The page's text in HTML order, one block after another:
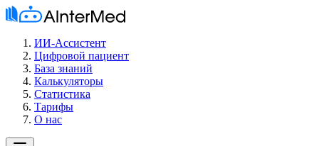
ИИ-Ассистент
Цифровой пациент
База знаний
Калькуляторы
Статистика
Тарифы
О нас